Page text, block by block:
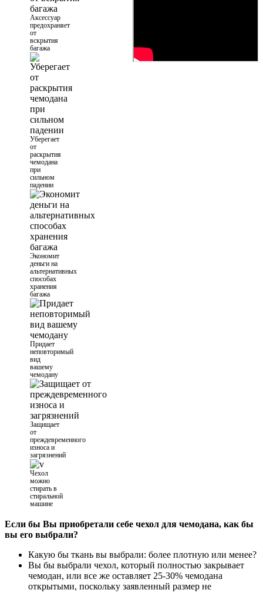
Аксессуар
предохраняет
от
вскрытия
багажа
Уберегает
от
раскрытия
чемодана
при
сильном
падении
Экономит
деньги на
альтернативных
способах
хранения
багажа
Придает
неповторимый
вид
вашему
чемодану
Защищает
от
преждевременного
износа и
загрязнений
Чехол
можно
стирать в
стиральной
машине
Если бы Вы приобретали себе чехол для чемодана, как бы
вы его выбрали?
Какую бы ткань вы выбрали: более плотную или менее?
Вы бы выбрали чехол, который полностью закрывает
чемодан, или все же оставляет 25-30% чемодана
открытыми, поскольку заявленный размер не